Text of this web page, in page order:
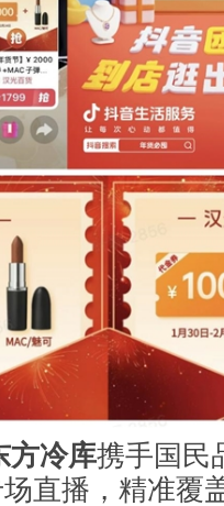
方冷库携手国民
直播，精准覆